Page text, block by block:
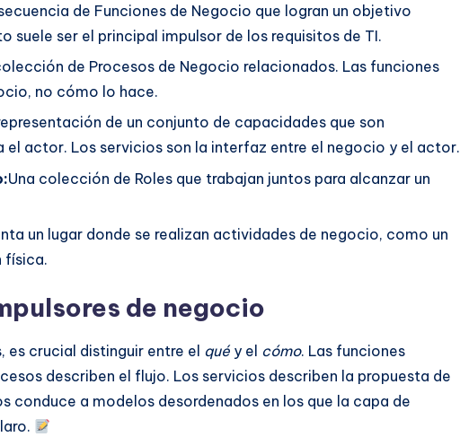
de Funciones de Negocio que logran un objetivo
suele ser el principal impulsor de los requisitos de TI.
de Procesos de Negocio relacionados. Las funciones
no cómo lo hace.
de un conjunto de capacidades que son
el actor. Los servicios son la interfaz entre el negocio y el actor.
Una colección de Roles que trabajan juntos para alcanzar un
un lugar donde se realizan actividades de negocio, como un
física.
de negocio
crucial distinguir entre el quéy el cómo. Las funciones
describen el flujo. Los servicios describen la propuesta de
conduce a modelos desordenados en los que la capa de